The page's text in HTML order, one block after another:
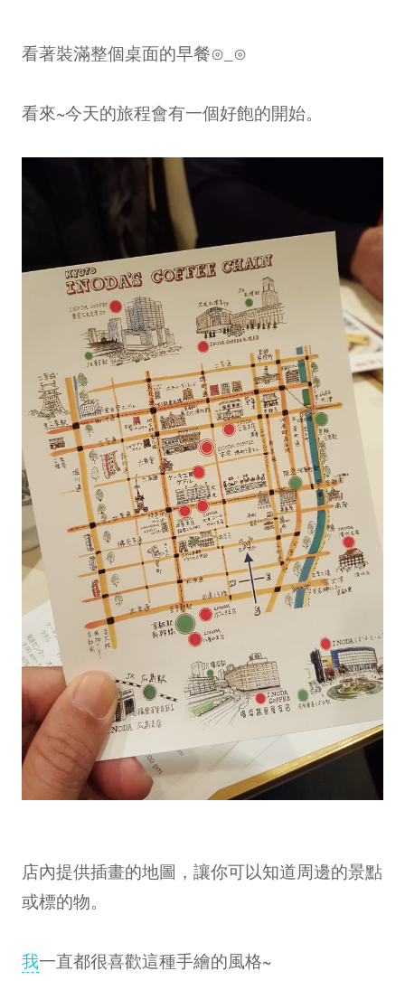
看著裝滿整個桌面的早餐⊙_⊙
看來~今天的旅程會有一個好飽的開始。
店內提供插畫的地圖，讓你可以知道周邊的景點
或標的物。
我一直都很喜歡這種手繪的風格~